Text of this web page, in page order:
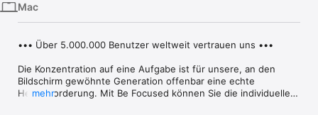
Watch
Mac
••• Über 5.000.000 Benutzer weltweit vertrauen uns •••
Die Konzentration auf eine Aufgabe ist für unsere, an den
Bildschirm gewöhnte Generation offenbar eine echte
Herausforderung. Mit Be Focused können Sie die individuellen
mehr